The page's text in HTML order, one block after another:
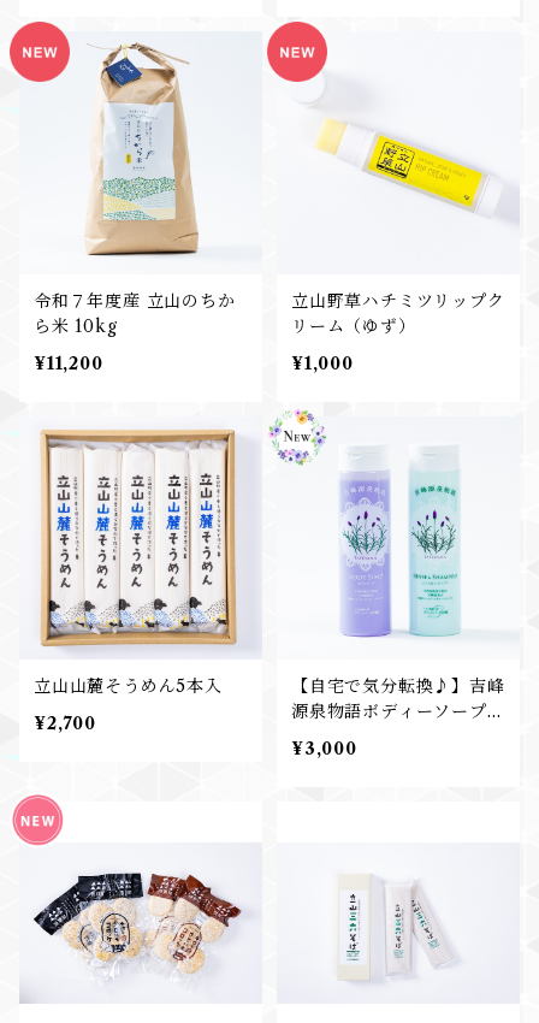
令和７年度産 立山のちか
ら米 10kg
¥11,200
立山野草ハチミツリップク
リーム（ゆず）
¥1,000
立山山麓そうめん5本入
¥2,700
【自宅で気分転換♪】吉峰
源泉物語ボディーソープ＆
リンスインシャンプー
¥3,000